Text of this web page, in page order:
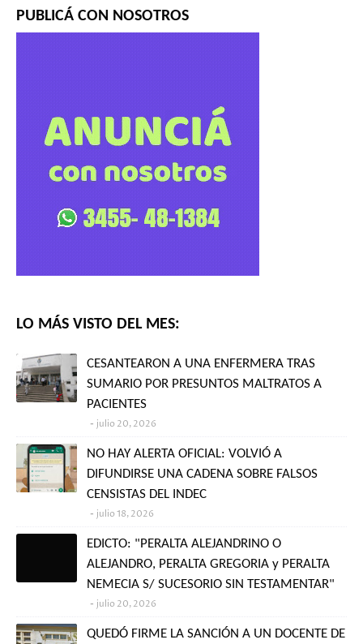
PUBLICÁ CON NOSOTROS
LO MÁS VISTO DEL MES:
CESANTEARON A UNA ENFERMERA TRAS
SUMARIO POR PRESUNTOS MALTRATOS A
PACIENTES
julio 20, 2026
NO HAY ALERTA OFICIAL: VOLVIÓ A
DIFUNDIRSE UNA CADENA SOBRE FALSOS
CENSISTAS DEL INDEC
julio 18, 2026
EDICTO: "PERALTA ALEJANDRINO O
ALEJANDRO, PERALTA GREGORIA y PERALTA
NEMECIA S/ SUCESORIO SIN TESTAMENTAR"
julio 20, 2026
QUEDÓ FIRME LA SANCIÓN A UN DOCENTE DE